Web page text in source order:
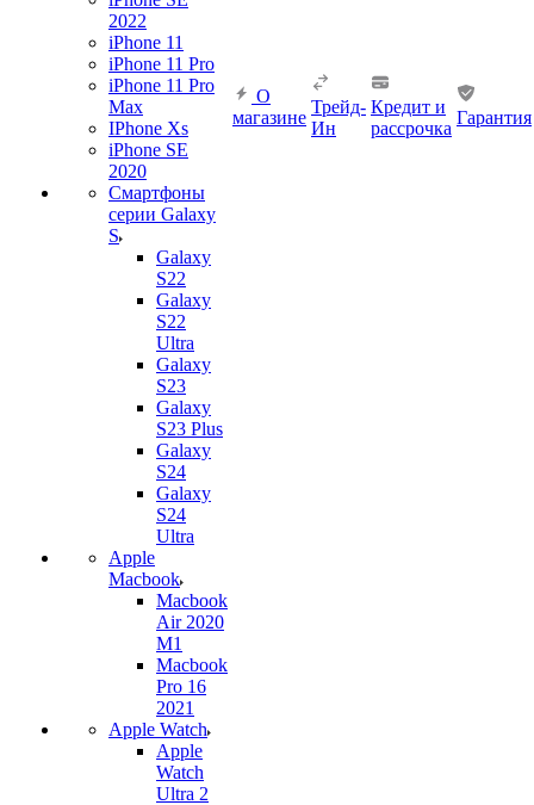
2022
iPhone 11
iPhone 11 Pro
iPhone 11 Pro
Max
IPhone Xs
iPhone SE
2020
Смартфоны
серии Galaxy
S
Galaxy
S22
Galaxy
S22
Ultra
Galaxy
S23
Galaxy
S23 Plus
Galaxy
S24
Galaxy
S24
Ultra
Apple
Macbook
Macbook
Air 2020
M1
Macbook
Pro 16
2021
Apple Watch
Apple
Watch
Ultra 2
О
магазине
Трейд-
Ин
Кредит и
рассрочка
Гарантия